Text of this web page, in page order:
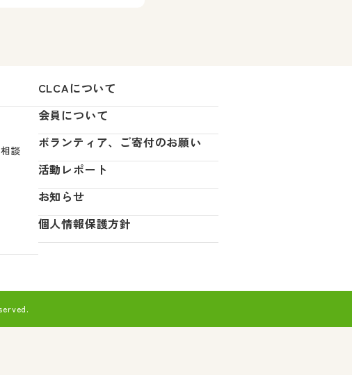
談
CLCAについて
会員について
ボランティア、ご寄付のお願い
活動レポート
お知らせ
個人情報保護方針